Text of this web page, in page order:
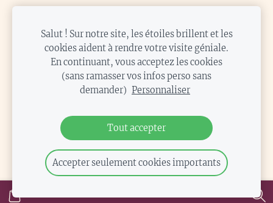
COOKIES
Viens, on se rejoint sur les réseaux pour un
contenu d'astrologie et de spiritualité simple,
quotidien et instructif..
Salut ! Sur notre site, les étoiles brillent et les
cookies aident à rendre votre visite géniale.
En continuant, vous acceptez les cookies
(sans ramasser vos infos perso sans
demander) Personnaliser
Tout accepter
Accepter seulement cookies importants